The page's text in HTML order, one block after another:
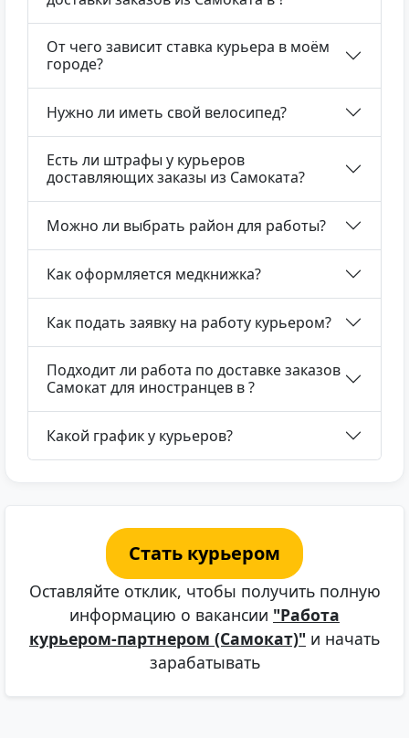
От чего зависит ставка курьера в моём
городе?
Нужно ли иметь свой велосипед?
Есть ли штрафы у курьеров
доставляющих заказы из Самоката?
Можно ли выбрать район для работы?
Как оформляется медкнижка?
Как подать заявку на работу курьером?
Подходит ли работа по доставке заказов
Самокат для иностранцев в ?
Какой график у курьеров?
Стать курьером
Оставляйте отклик, чтобы получить полную
информацию о вакансии "Работа
курьером-партнером (Самокат)" и начать
зарабатывать